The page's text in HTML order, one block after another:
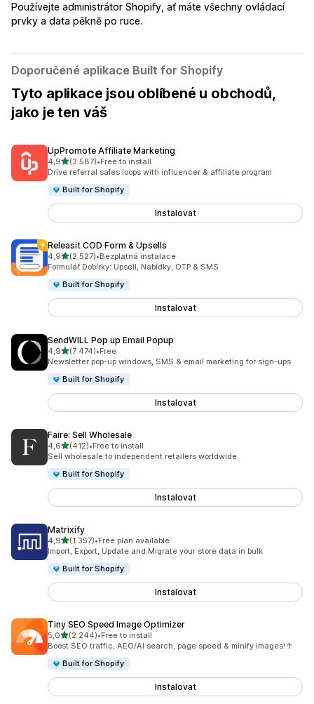
Používejte administrátor Shopify, ať máte všechny ovládací
prvky a data pěkně po ruce.
Doporučené aplikace Built for Shopify
Tyto aplikace jsou oblíbené u obchodů,
jako je ten váš
UpPromote Affiliate Marketing
4,9z 5 hvězd
(3 587)
Celkový počet recenzí: 3587
•Free to install
Drive referral sales loops with influencer & affiliate program
Built for Shopify
Instalovat
Releasit COD Form & Upsells
4,9z 5 hvězd
(2 527)
Celkový počet recenzí: 2527
•Bezplatná instalace
Formulář Dobírky: Upsell, Nabídky, OTP & SMS
Built for Shopify
Instalovat
SendWILL Pop up Email Popup
4,9z 5 hvězd
(7 474)
Celkový počet recenzí: 7474
•Free
Newsletter pop-up windows, SMS & email marketing for sign-ups
Built for Shopify
Instalovat
Faire: Sell Wholesale
4,6z 5 hvězd
(412)
Celkový počet recenzí: 412
•Free to install
Sell wholesale to independent retailers worldwide
Built for Shopify
Instalovat
Matrixify
4,9z 5 hvězd
(1 357)
Celkový počet recenzí: 1357
•Free plan available
Import, Export, Update and Migrate your store data in bulk
Built for Shopify
Instalovat
Tiny SEO Speed Image Optimizer
5,0z 5 hvězd
(2 244)
Celkový počet recenzí: 2244
•Free to install
Boost SEO traffic, AEO/AI search, page speed & minify images!↑
Built for Shopify
Instalovat